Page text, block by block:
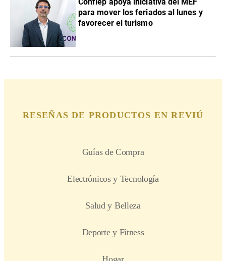
para mover los feriados al lunes y
favorecer el turismo